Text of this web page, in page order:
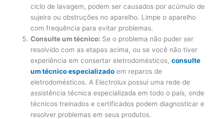
ciclo de lavagem, podem ser causados ​​por acúmulo de
sujeira ou obstruções no aparelho. Limpe o aparelho
com frequência para evitar problemas.
Consulte um técnico: Se o problema não puder ser
resolvido com as etapas acima, ou se você não tiver
experiência em consertar eletrodomésticos,consulte
um técnico especializado em reparos de
eletrodomésticos. A Electrolux possui uma rede de
assistência técnica especializada em todo o país, onde
técnicos treinados e certificados podem diagnosticar e
resolver problemas em seus produtos.